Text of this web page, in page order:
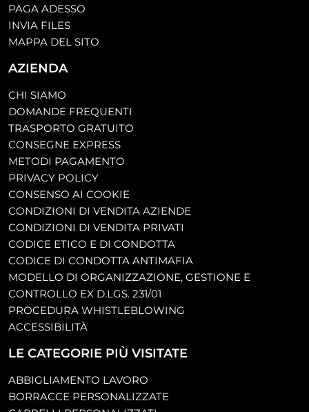
PAGA ADESSO
INVIA FILES
MAPPA DEL SITO
AZIENDA
CHI SIAMO
DOMANDE FREQUENTI
TRASPORTO GRATUITO
CONSEGNE EXPRESS
METODI PAGAMENTO
PRIVACY POLICY
CONSENSO AI COOKIE
CONDIZIONI DI VENDITA AZIENDE
CONDIZIONI DI VENDITA PRIVATI
CODICE ETICO E DI CONDOTTA
CODICE DI CONDOTTA ANTIMAFIA
MODELLO DI ORGANIZZAZIONE, GESTIONE E
CONTROLLO EX D.LGS. 231/01
PROCEDURA WHISTLEBLOWING
ACCESSIBILITÀ
LE CATEGORIE PIÙ VISITATE
ABBIGLIAMENTO LAVORO
BORRACCE PERSONALIZZATE